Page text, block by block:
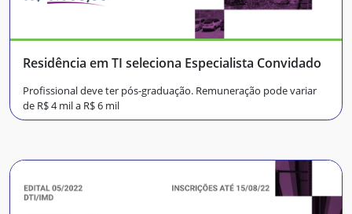
Residência em TI seleciona Especialista Convidado
Profissional deve ter pós-graduação. Remuneração pode variar
de R$ 4 mil a R$ 6 mil